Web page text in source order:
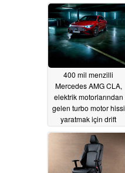
400 mil menzilli
Mercedes AMG CLA,
elektrik motorlarından
gelen turbo motor hissi
yaratmak için drift
07/11/2026